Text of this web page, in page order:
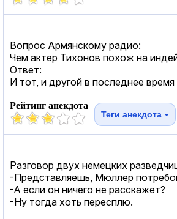
Вопрос Армянскому радио:
Чем актер Тихонов похож на
Ответ:
И тот, и другой в последнее
Рейтинг анекдота
Теги анекдота
Разговор двух немецких
-Представляешь, Мюллер
-А если он ничего не расскажет?
-Ну тогда хоть пересплю.